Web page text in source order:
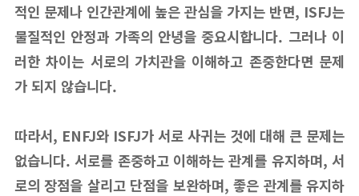
적인 문제나 인간관계에 높은 관심을 가지는 반면, ISFJ는
물질적인 안정과 가족의 안녕을 중요시합니다. 그러나 이
러한 차이는 서로의 가치관을 이해하고 존중한다면 문제
가 되지 않습니다.
따라서, ENFJ와 ISFJ가 서로 사귀는 것에 대해 큰 문제는
없습니다. 서로를 존중하고 이해하는 관계를 유지하며, 서
로의 장점을 살리고 단점을 보완하며, 좋은 관계를 유지하